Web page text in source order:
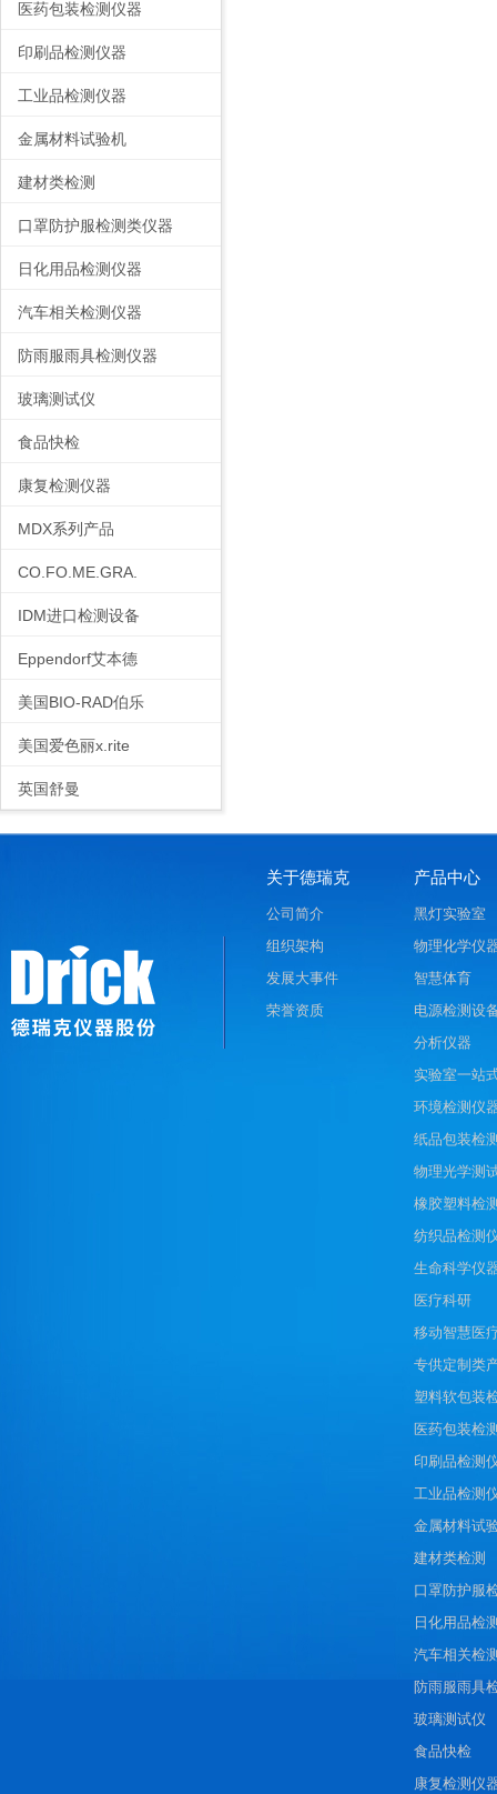
医药包装检测仪器
印刷品检测仪器
工业品检测仪器
金属材料试验机
建材类检测
口罩防护服检测类仪器
日化用品检测仪器
汽车相关检测仪器
防雨服雨具检测仪器
玻璃测试仪
食品快检
康复检测仪器
MDX系列产品
CO.FO.ME.GRA.
IDM进口检测设备
Eppendorf艾本德
美国BIO-RAD伯乐
美国爱色丽x.rite
英国舒曼
关于德瑞克
公司简介
组织架构
发展大事件
荣誉资质
产品中心
黑灯实验室
物理化学仪
智慧体育
电源检测设
分析仪器
实验室一站
环境检测仪
纸品包装检
物理光学测
橡胶塑料检
纺织品检测
生命科学仪
医疗科研
移动智慧医
专供定制类
塑料软包装
医药包装检
印刷品检测
工业品检测
金属材料试
建材类检测
口罩防护服
日化用品检
汽车相关检
防雨服雨具
玻璃测试仪
食品快检
康复检测仪